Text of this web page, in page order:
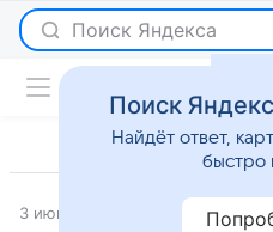
Поиск Яндекса
3 июня 2026
Поиск
Найдёт ответ,
быстро